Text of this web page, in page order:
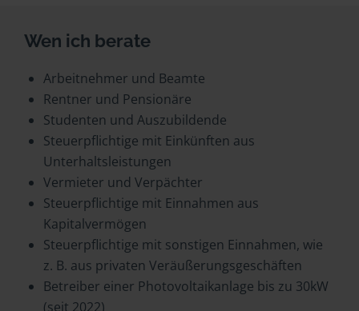
Wen ich berate
Arbeitnehmer und Beamte
Rentner und Pensionäre
Studenten und Auszubildende
Steuerpflichtige mit Einkünften aus
Unterhaltsleistungen
Vermieter und Verpächter
Steuerpflichtige mit Einnahmen aus
Kapitalvermögen
Steuerpflichtige mit sonstigen Einnahmen, wie
z. B. aus privaten Veräußerungsgeschäften
Betreiber einer Photovoltaikanlage bis zu 30kW
(seit 2022)